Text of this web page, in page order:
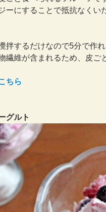
ーにすることで抵抗なくい
拌するだけなので5分で作れ
繊維が含まれるため、皮
ちら
グルト